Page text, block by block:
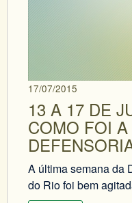
17/07/2015
13 A 17 DE
COMO FOI
A última semana da
do Rio foi bem